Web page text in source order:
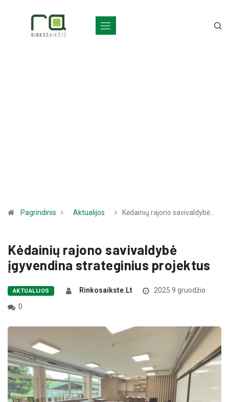
Pagrindinis Aktualijos Kėdainių rajono savivaldybė…
Kėdainių rajono savivaldybė
įgyvendina strateginius projektus
AKTUALIJOS Rinkosaikste.lt
2025 9 gruodžio
0